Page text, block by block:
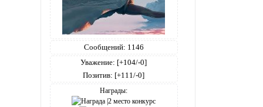
Сообщений: 1146
Уважение: [+104/-0]
Позитив: [+111/-0]
Награды: